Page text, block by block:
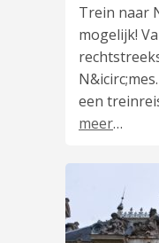
Trein naar
mogelijk!
een
meer…